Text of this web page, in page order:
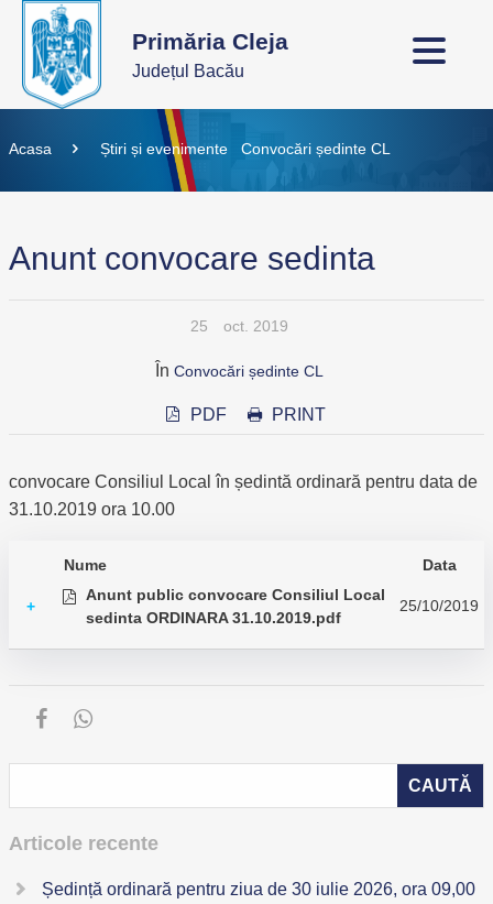
Primăria Cleja
Județul Bacău
Acasa Știri și evenimente Convocări ședinte CL
Anunt convocare sedinta
25 oct. 2019
În Convocări ședinte CL
PDF PRINT
convocare Consiliul Local în ședintă ordinară pentru data de
31.10.2019 ora 10.00
Nume Data
+
Anunt public convocare Consiliul Local
sedinta ORDINARA 31.10.2019.pdf
25/10/2019
Articole recente
Ședință ordinară pentru ziua de 30 iulie 2026, ora 09,00